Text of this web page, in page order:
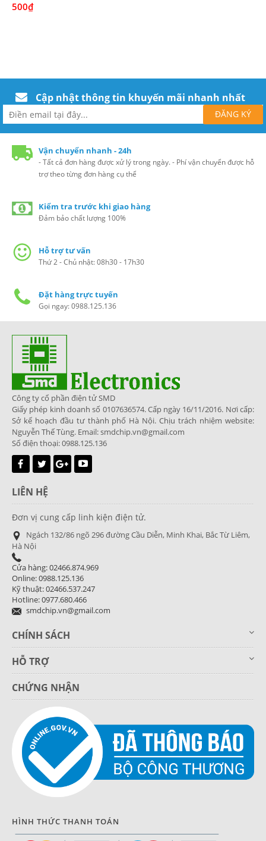
500₫
Cập nhật thông tin khuyến mãi nhanh nhất
Vận chuyển nhanh - 24h
- Tất cả đơn hàng được xử lý trong ngày. - Phí vận chuyển được hỗ
trợ theo từng đơn hàng cụ thể
Kiểm tra trước khi giao hàng
Đảm bảo chất lượng 100%
Hỗ trợ tư vấn
Thứ 2 - Chủ nhật: 08h30 - 17h30
Đặt hàng trực tuyến
Gọi ngay: 0988.125.136
Công ty cổ phần điện tử SMD
Giấy phép kinh doanh số 0107636574. Cấp ngày 16/11/2016. Nơi cấp:
Sở kế hoạch đầu tư thành phố Hà Nội. Chịu trách nhiệm website:
Nguyễn Thế Tùng. Email: smdchip.vn@gmail.com
Số điện thoại: 0988.125.136
LIÊN HỆ
Đơn vị cung cấp linh kiện điện tử.
Ngách 132/86 ngõ 296 đường Cầu Diễn, Minh Khai, Bắc Từ Liêm,
Hà Nội
Cửa hàng: 02466.874.969
Online: 0988.125.136
Kỹ thuật: 02466.537.247
Hotline: 0977.680.466
smdchip.vn@gmail.com
CHÍNH SÁCH
HỖ TRỢ
CHỨNG NHẬN
HÌNH THỨC THANH TOÁN